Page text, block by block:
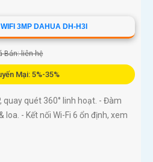
3MP DAHUA DH-H3I
Bán: liên hệ
Mại: 5%-35%
quay quét 360° linh hoạt. - Đàm
loa. - Kết nối Wi-Fi 6 ổn định, xem